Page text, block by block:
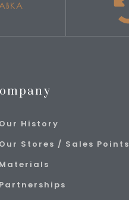
Our History
Our Stores / Sales Points
Materials
Partnerships